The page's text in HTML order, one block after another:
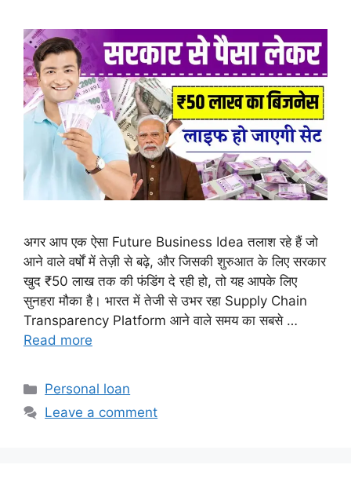
अगर आप एक ऐसा Future Business Idea तलाश रहे हैं जो
आने वाले वर्षों में तेज़ी से बढ़े, और जिसकी शुरुआत के लिए सरकार
खुद ₹50 लाख तक की फंडिंग दे रही हो, तो यह आपके लिए
सुनहरा मौका है। भारत में तेजी से उभर रहा Supply Chain
Transparency Platform आने वाले समय का सबसे …
Read more
Categories
Personal loan
Leave a comment